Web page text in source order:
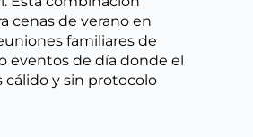
cenas de verano en
familiares de
eventos de día donde el
cálido y sin protocolo